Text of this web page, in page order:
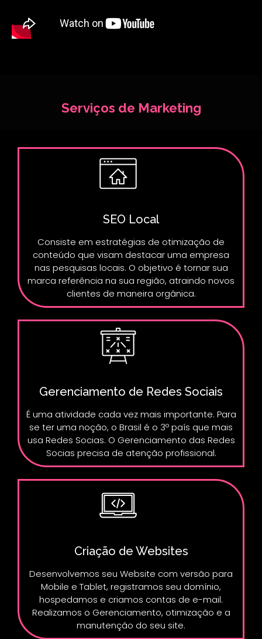
Serviços de Marketing
SEO Local
Consiste em estratégias de otimização de
conteúdo que visam destacar uma empresa
nas pesquisas locais. O objetivo é tornar sua
marca referência na sua região, atraindo novos
clientes de maneira orgânica.
Gerenciamento de Redes Sociais
É uma atividade cada vez mais importante. Para
se ter uma noção, o Brasil é o 3º país que mais
usa Redes Socias. O Gerenciamento das Redes
Socias precisa de atenção profissional.
Criação de Websites
Desenvolvemos seu Website com versão para
Mobile e Tablet, registramos seu domínio,
hospedamos e criamos contas de e-mail.
Realizamos o Gerenciamento, otimização e a
manutenção do seu site.